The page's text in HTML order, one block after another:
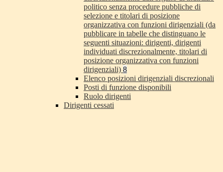
politico senza procedure pubbliche di
selezione e titolari di posizione
organizzativa con funzioni dirigenziali (da
pubblicare in tabelle che distinguano le
seguenti situazioni: dirigenti, dirigenti
individuati discrezionalmente, titolari di
posizione organizzativa con funzioni
dirigenziali) 8
Elenco posizioni dirigenziali discrezionali
Posti di funzione disponibili
Ruolo dirigenti
Dirigenti cessati